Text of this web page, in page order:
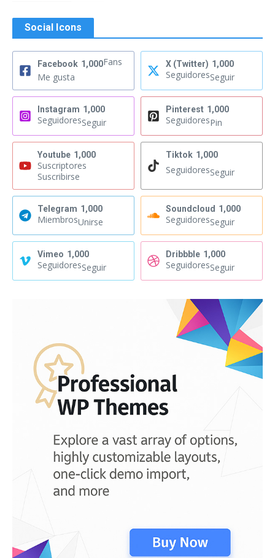
Social Icons
Facebook 1,000Fans
Me gusta
X (Twitter) 1,000
SeguidoresSeguir
Instagram 1,000
SeguidoresSeguir
Pinterest 1,000
SeguidoresPin
Youtube 1,000
Suscriptores
Suscribirse
Tiktok 1,000
SeguidoresSeguir
Telegram 1,000
MiembrosUnirse
Soundcloud 1,000
SeguidoresSeguir
Vimeo 1,000
SeguidoresSeguir
Dribbble 1,000
SeguidoresSeguir